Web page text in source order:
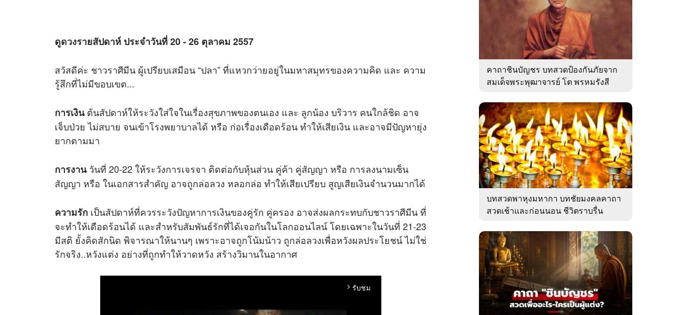
ดูดวงรายสัปดาห์ ประจำวันที่ 20 - 26 ตุลาคม 2557
สวัสดีค่ะ ชาวราศีมีน ผู้เปรียบเสมือน “ปลา” ที่แหวกว่ายอยู่ในมหาสมุทรของความคิด และ ความ
รู้สึกที่ไม่มีขอบเขต...
การเงินต้นสัปดาห์ให้ระวังใส่ใจในเรื่องสุขภาพของตนเอง และ ลูกน้อง บริวาร คนใกล้ชิด อาจ
เจ็บป่วย ไม่สบาย จนเข้าโรงพยาบาลได้ หรือ ก่อเรื่องเดือดร้อน ทำให้เสียเงิน และอาจมีปัญหายุ่ง
ยากตามมา
การงานวันที่ 20-22 ให้ระวังการเจรจา ติดต่อกับหุ้นส่วน คู่ค้า คู่สัญญา หรือ การลงนามเซ็น
สัญญา หรือ ในเอกสารสำคัญ อาจถูกล่อลวง หลอกล่อ ทำให้เสียเปรียบ สูญเสียเงินจำนวนมากได้
ความรัก เป็นสัปดาห์ที่ควรระวังปัญหาการเงินของคู่รัก คู่ครอง อาจส่งผลกระทบกับชาวราศีมีน ที่
จะทำให้เดือดร้อนได้ และสำหรับสัมพันธ์รักที่ได้เจอกันในโลกออนไลน์ โดยเฉพาะในวันที่ 21-23
มีสติ ยั้งคิดสักนิด พิจารณาให้นานๆ เพราะอาจถูกโน้มน้าว ถูกล่อลวงเพื่อหวังผลประโยชน์ ไม่ใช่
รักจริง..หวังแต่ง อย่างที่ถูกทำให้วาดหวัง สร้างวิมานในอากาศ
arrow_forward_ios รับชม
คาถาชินบัญชร บทสวดป้องกันภัยจาก
สมเด็จพระพุฒาจารย์ โต พรหมรังสี
บทสวดพาหุงมหากา บทชัยมงคลคาถา
สวดเช้าและก่อนนอน ชีวิตราบรื่น